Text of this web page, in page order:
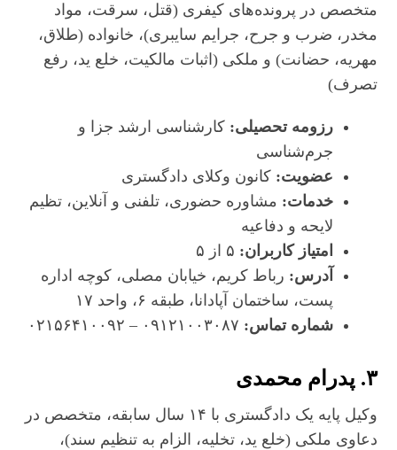
متخصص در پرونده‌های کیفری (قتل، سرقت، مواد
مخدر، ضرب و جرح، جرایم سایبری)، خانواده (طلاق،
مهریه، حضانت) و ملکی (اثبات مالکیت، خلع ید، رفع
تصرف)
رزومه تحصیلی: کارشناسی ارشد جزا و
جرم‌شناسی
عضویت: کانون وکلای دادگستری
خدمات: مشاوره حضوری، تلفنی و آنلاین، تظیم
لایحه و دفاعیه
امتیاز کاربران:
آدرس: رباط کریم، خیابان مصلی، کوچه اداره
پست، ساختمان آپادانا، طبقه ۶، واحد ۱۷
شماره تماس:
۳. پدرام محمدی
وکیل پایه یک دادگستری با ۱۴ سال سابقه، متخصص در
دعاوی ملکی (خلع ید، تخلیه، الزام به تنظیم سند)،